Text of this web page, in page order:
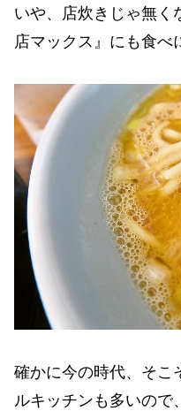
いや、店炊きじゃ無く
店マックス』にも食べ
確かに今の時代、そこ
ルキッチンも多いので